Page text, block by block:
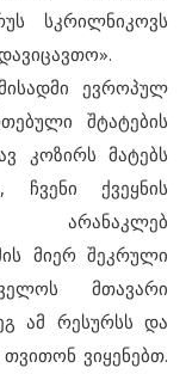
სკრილნიკოვს
ევროპულ
შტატების
კოზირს მატებს
ჩვენი ქვეყნის
არანაკლებ
მიერ შეკრული
მთავარი
ამ რესურსს და
ვიყენებთ.